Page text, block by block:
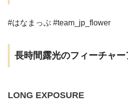
#はなまっぷ #team_jp_flower
長時間露光のフィーチャー
LONG EXPOSURE